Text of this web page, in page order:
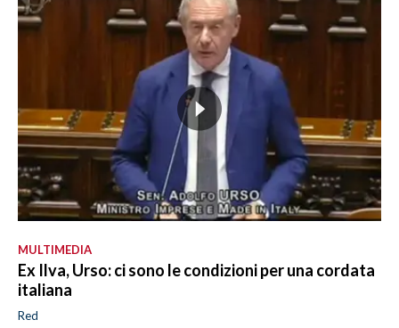
MULTIMEDIA
Ex Ilva, Urso: ci sono le condizioni per una cordata
italiana
Red